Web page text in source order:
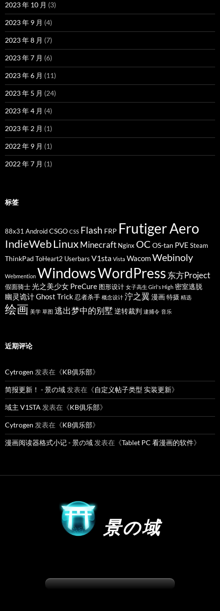
2023 年 10 月 (3)
2023 年 9 月 (4)
2023 年 8 月 (7)
2023 年 7 月 (6)
2023 年 6 月 (11)
2023 年 5 月 (24)
2023 年 4 月 (4)
2023 年 2 月 (1)
2022 年 9 月 (1)
2022 年 7 月 (1)
标签
88x31 Android CSGO CSS Flash FRP Frutiger Aero
IndieWebLinuxMinecraft Nginx OC OS-tan PVE Steam
ThinkPad ToHeart2 Userbars V1sta Vista WacomWebinoly
Webmention WindowsWordPress 东方Project
假面骑士 光之美少女 PreCure 图形设计 女子高生 Girl's High 密室逃脱
幽灵诡计 Ghost Trick 忍者杀手 概念设计 泞之翼漫画 特摄 精选
绘画 美学 草图 逃出梦中的别墅 逆转裁判 逮捕令 音乐
近期评论
Cytrogen 发表在《KB俱乐部》
简报更新！ - 景の域发表在《自定义帖子类型 实装更新》
域主 V1STA发表在《KB俱乐部》
Cytrogen 发表在《KB俱乐部》
漫画阅读器格式小记 - 景の域发表在《Tablet PC 看漫画的软件》
景の域